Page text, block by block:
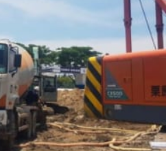
Towers Quận Sơn Trà